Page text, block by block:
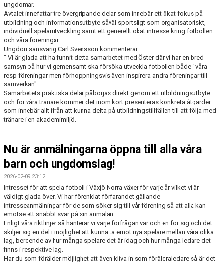
ungdomar.
Avtalet innefattar tre övergripande delar som innebär ett ökat fokus på
utbildning och informationsutbyte såväl sportsligt som organisatoriskt,
individuell spelarutveckling samt ett generellt ökat intresse kring fotbollen
och våra föreningar.
Ungdomsansvarig Carl Svensson kommenterar:
" Vi är glada att ha funnit detta samarbetet med Öster där vi har en bred
samsyn på hur vi gemensamt ska försöka utveckla fotbollen både i våra
resp föreningar men förhoppningsvis även inspirera andra föreningar till
samverkan"
Samarbetets praktiska delar påbörjas direkt genom ett utbildningsutbyte
och för våra tränare kommer det inom kort presenteras konkreta åtgärder
som innebär allt ifrån att kunna delta på utbildningstillfällen till att följa med
tränare i en akademimiljö.
Nu är anmälningarna öppna till alla våra
barn och ungdomslag!
2026-02-09 23:12
Intresset för att spela fotboll i Växjö Norra växer för varje år vilket vi är
väldigt glada över! Vi har förenklat förfarandet gällande
intresseanmälningar för de som söker sig till vår förening så att alla kan
emotse ett snabbt svar på sin anmälan.
Enligt våra riktlinjer så hanterar vi varje förfrågan var och en för sig och det
skiljer sig en del i möjlighet att kunna ta emot nya spelare mellan våra olika
lag, beroende av hur många spelare det är idag och hur många ledare det
finns i respektive lag.
Har du som förälder möjlighet att även kliva in som föräldraledare så är det